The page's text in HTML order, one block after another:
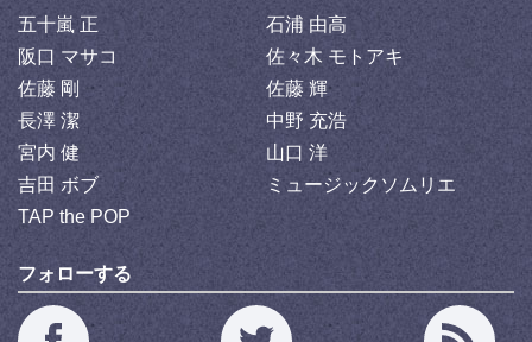
五十嵐 正
石浦 由高
阪口 マサコ
佐々木 モトアキ
佐藤 剛
佐藤 輝
長澤 潔
中野 充浩
宮内 健
山口 洋
吉田 ボブ
ミュージックソムリエ
TAP the POP
フォローする